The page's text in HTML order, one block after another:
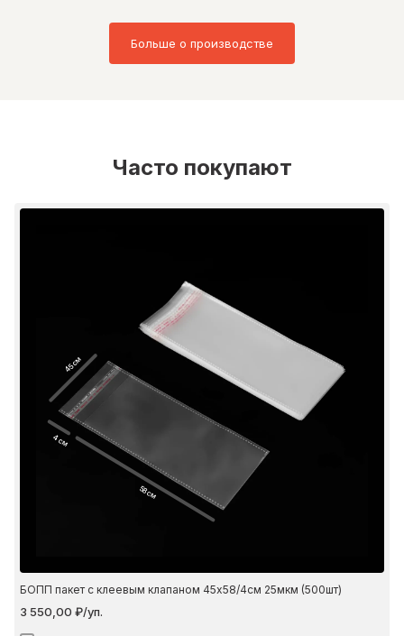
Больше о производстве
Часто покупают
45 см
4 см
58 см
БОПП пакет с клеевым клапаном 45х58/4см 25мкм (500шт)
3 550,00 ₽/уп.